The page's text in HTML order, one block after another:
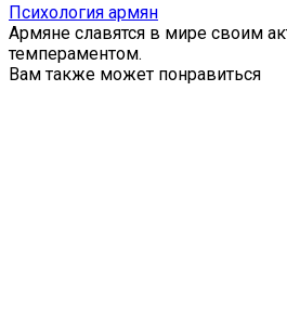
Психология армян
Армяне славятся в мире своим
темпераментом.
Вам также может понравиться